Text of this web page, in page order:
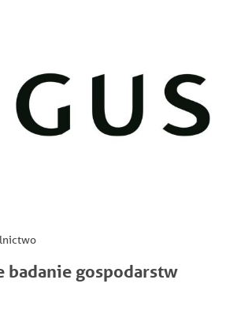
badanie gospodarstw